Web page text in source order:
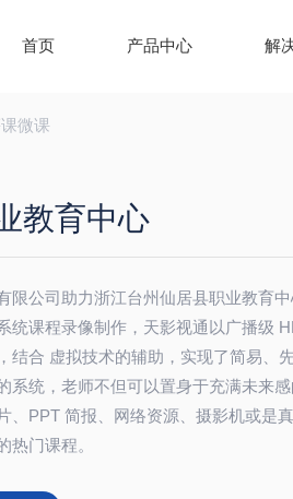
首页 产品中心 解
微课
教育中心
限公司助力浙江台州仙居县职业教育
统课程录像制作，天影视通以广播级
结合 虚拟技术的辅助，实现了简易、
系统，老师不但可以置身于充满未来感
、PPT 简报、网络资源、摄影机或是
热门课程。